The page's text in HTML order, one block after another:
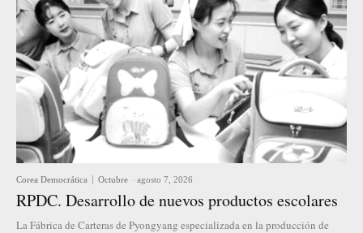
Corea Democrática Octubre - agosto 7, 2026
RPDC. Desarrollo de nuevos productos escolares
La Fábrica de Carteras de Pyongyang especializada en la producción de